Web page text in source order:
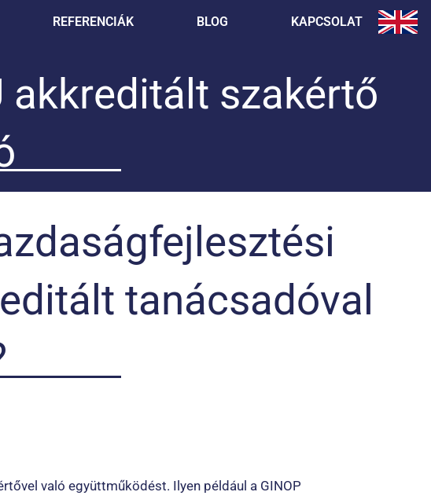
REFERENCIÁK BLOG KAPCSOLAT
akkreditált szakértő
tanácsadóval
való együttműködést. Ilyen például a GINOP